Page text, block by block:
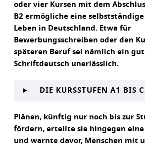
oder vier Kursen mit dem
B2 ermögliche eine
Leben in Deutschland. Etwa für
Bewerbungsschreiben oder den
späteren Beruf sei nämlich ein
Schriftdeutsch unerlässlich.
DIE KURSSTUFEN A1 BIS
Plänen, künftig nur noch bis zur
fördern, erteilte sie hingegen eine
und warnte davor, Menschen mit